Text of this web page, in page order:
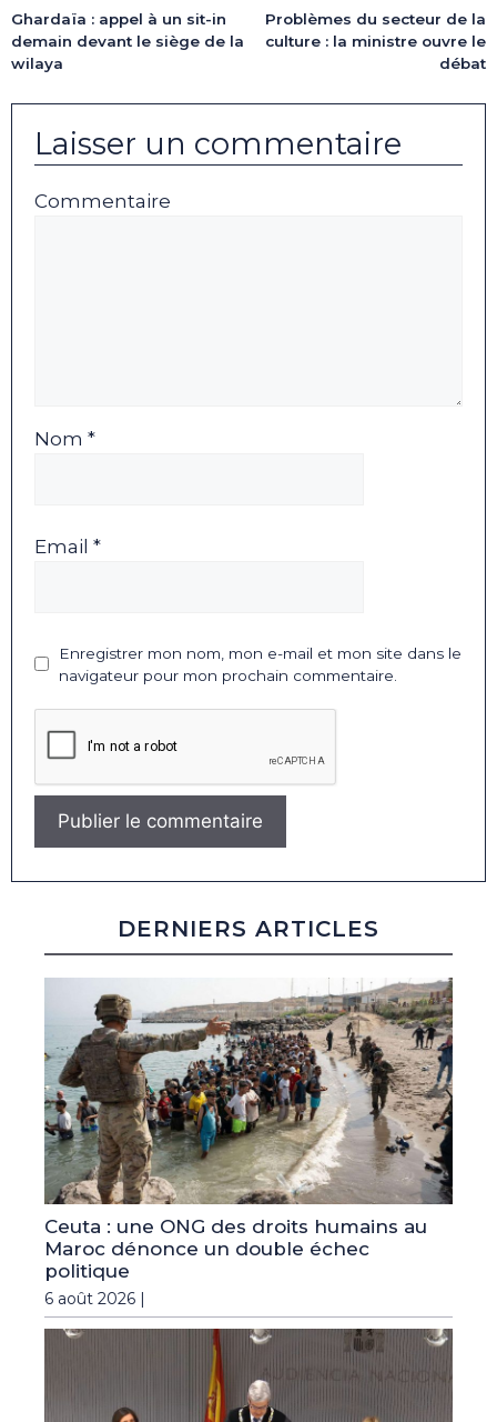
Ghardaïa : appel à un sit-in
demain devant le siège de la
wilaya
Problèmes du secteur de la
culture : la ministre ouvre le
débat
Laisser un commentaire
Commentaire
Nom *
Email *
Enregistrer mon nom, mon e-mail et mon site dans le
navigateur pour mon prochain commentaire.
DERNIERS ARTICLES
Ceuta : une ONG des droits humains au
Maroc dénonce un double échec
politique
6 août 2026 |